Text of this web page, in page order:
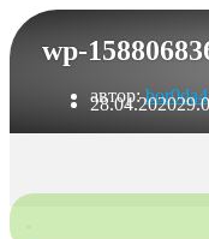
wp-
автор:bor0da4
28.04.2020